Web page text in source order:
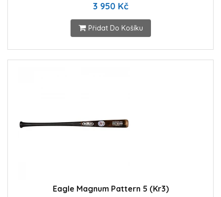
3 950 Kč
Přidat Do Košíku
Eagle Magnum Pattern 5 (Kr3)